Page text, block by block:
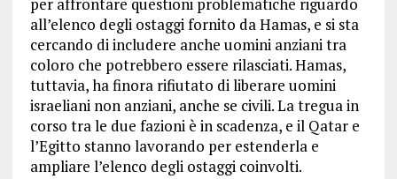
all’elenco degli ostaggi fornito da Hamas, e si sta
cercando di includere anche uomini anziani tra
coloro che potrebbero essere rilasciati. Hamas,
tuttavia, ha finora rifiutato di liberare uomini
israeliani non anziani, anche se civili. La tregua in
corso tra le due fazioni è in scadenza, e il Qatar e
l’Egitto stanno lavorando per estenderla e
ampliare l’elenco degli ostaggi coinvolti.